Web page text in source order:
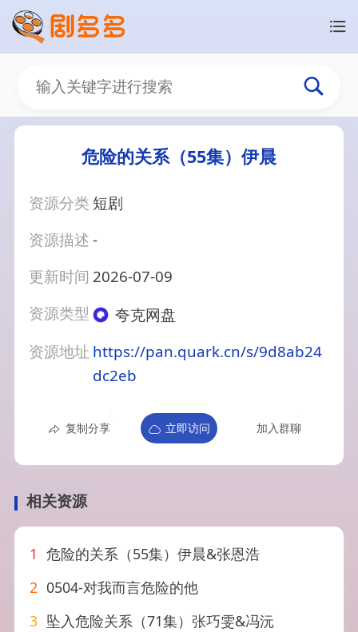
危险的关系（55集）伊晨
资源分类 短剧
资源描述-
更新时间 2026-07-09
资源类型
夸克网盘
资源地址 https://pan.quark.cn/s/9d8ab24
dc2eb
复制分享 立即访问 加入群聊
相关资源
1 危险的关系（55集）伊晨&张恩浩
2 0504-对我而言危险的他
3 坠入危险关系（71集）张巧雯&冯沅